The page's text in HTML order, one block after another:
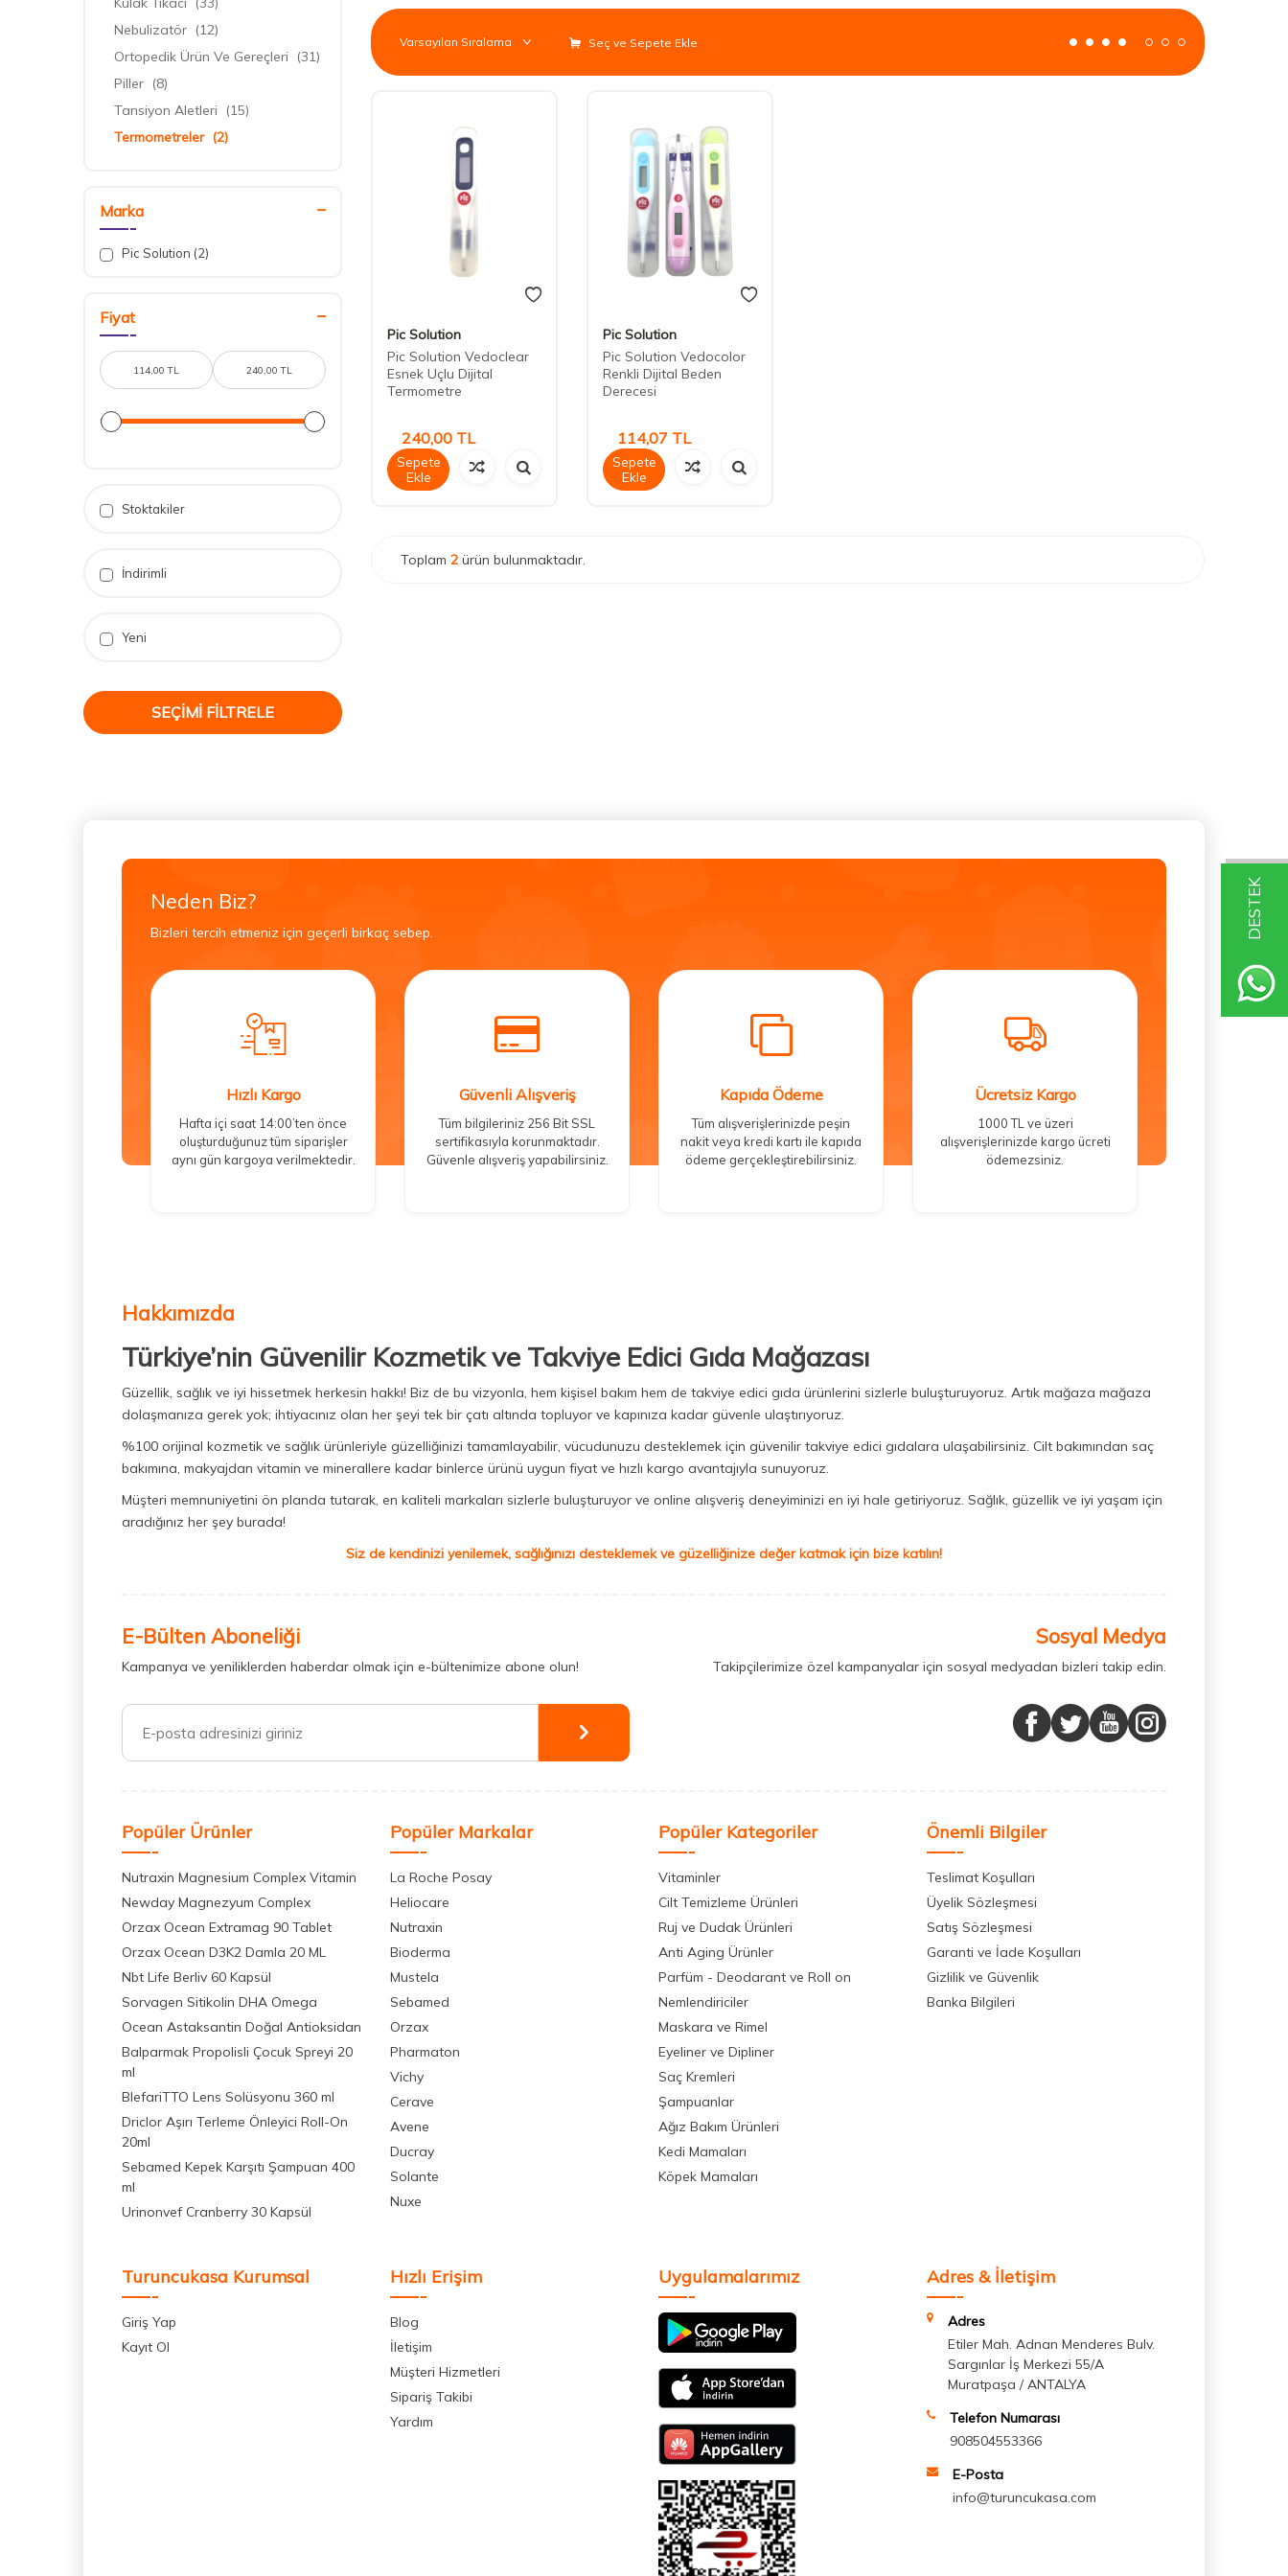
DESTEK
Nebulizatör (12)
Ortopedik Ürün Ve Gereçleri (31)
Piller (8)
Tansiyon Aletleri (15)
Termometreler(2)
Marka
Pic Solution (2)
Fiyat
Stoktakiler
İndirimli
Yeni
SEÇIMI FILTRELE
Seç ve Sepete Ekle
Pic Solution
Pic Solution Vedoclear
Esnek Uçlu Dijital
Termometre
240,00 TL
Sepete
Ekle
Pic Solution
Pic Solution Vedocolor
Renkli Dijital Beden
Derecesi
114,07 TL
Sepete
Ekle
Toplam 2 ürün bulunmaktadır.
Neden Biz?
Bizleri tercih etmeniz için geçerli birkaç sebep.
Hızlı Kargo
Hafta içi saat 14:00’ten önce
oluşturduğunuz tüm siparişler
aynı gün kargoya verilmektedir.
Güvenli Alışveriş
Tüm bilgileriniz 256 Bit SSL
sertifikasıyla korunmaktadır.
Güvenle alışveriş yapabilirsiniz.
Kapıda Ödeme
Tüm alışverişlerinizde peşin
nakit veya kredi kartı ile kapıda
ödeme gerçekleştirebilirsiniz.
Ücretsiz Kargo
1000 TL ve üzeri
alışverişlerinizde kargo ücreti
ödemezsiniz.
Hakkımızda
Türkiye’nin Güvenilir Kozmetik ve Takviye Edici Gıda Mağazası
Güzellik, sağlık ve iyi hissetmek herkesin hakkı! Biz de bu vizyonla, hem kişisel bakım hem de takviye edici gıda ürünlerini sizlerle buluşturuyoruz. Artık mağaza mağaza
dolaşmanıza gerek yok; ihtiyacınız olan her şeyi tek bir çatı altında topluyor ve kapınıza kadar güvenle ulaştırıyoruz.
%100 orijinal kozmetik ve sağlık ürünleriyle güzelliğinizi tamamlayabilir, vücudunuzu desteklemek için güvenilir takviye edici gıdalara ulaşabilirsiniz. Cilt bakımından saç
bakımına, makyajdan vitamin ve minerallere kadar binlerce ürünü uygun fiyat ve hızlı kargo avantajıyla sunuyoruz.
Müşteri memnuniyetini ön planda tutarak, en kaliteli markaları sizlerle buluşturuyor ve online alışveriş deneyiminizi en iyi hale getiriyoruz. Sağlık, güzellik ve iyi yaşam için
aradığınız her şey burada!
Siz de kendinizi yenilemek, sağlığınızı desteklemek ve güzelliğinize değer katmak için bize katılın!
E-Bülten Aboneliği
Kampanya ve yeniliklerden haberdar olmak için e-bültenimize abone olun!
Sosyal Medya
Takipçilerimize özel kampanyalar için sosyal medyadan bizleri takip edin.
Popüler Ürünler
Nutraxin Magnesium Complex Vitamin
Newday Magnezyum Complex
Orzax Ocean Extramag 90 Tablet
Orzax Ocean D3K2 Damla 20 ML
Nbt Life Berliv 60 Kapsül
Sorvagen Sitikolin DHA Omega
Ocean Astaksantin Doğal Antioksidan
Balparmak Propolisli Çocuk Spreyi 20
ml
BlefariTTO Lens Solüsyonu 360 ml
Driclor Aşırı Terleme Önleyici Roll-On
20ml
Sebamed Kepek Karşıtı Şampuan 400
ml
Urinonvef Cranberry 30 Kapsül
Popüler Markalar
La Roche Posay
Heliocare
Nutraxin
Bioderma
Mustela
Sebamed
Orzax
Pharmaton
Vichy
Cerave
Avene
Ducray
Solante
Nuxe
Popüler Kategoriler
Vitaminler
Cilt Temizleme Ürünleri
Ruj ve Dudak Ürünleri
Anti Aging Ürünler
Parfüm - Deodarant ve Roll on
Nemlendiriciler
Maskara ve Rimel
Eyeliner ve Dipliner
Saç Kremleri
Şampuanlar
Ağız Bakım Ürünleri
Kedi Mamaları
Köpek Mamaları
Önemli Bilgiler
Teslimat Koşulları
Üyelik Sözleşmesi
Satış Sözleşmesi
Garanti ve İade Koşulları
Gizlilik ve Güvenlik
Banka Bilgileri
Turuncukasa Kurumsal
Giriş Yap
Kayıt Ol
Hızlı Erişim
Blog
İletişim
Müşteri Hizmetleri
Sipariş Takibi
Yardım
Uygulamalarımız Adres & İletişim
Adres
Etiler Mah. Adnan Menderes Bulv.
Sargınlar İş Merkezi 55/A
Muratpaşa / ANTALYA
Telefon Numarası
908504553366
E-Posta
info@turuncukasa.com